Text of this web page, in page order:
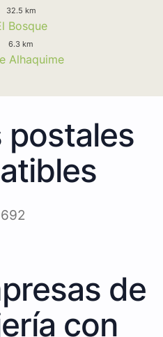
32.5 km
Bosque
6.3 km
Alhaquime
postales
de
con